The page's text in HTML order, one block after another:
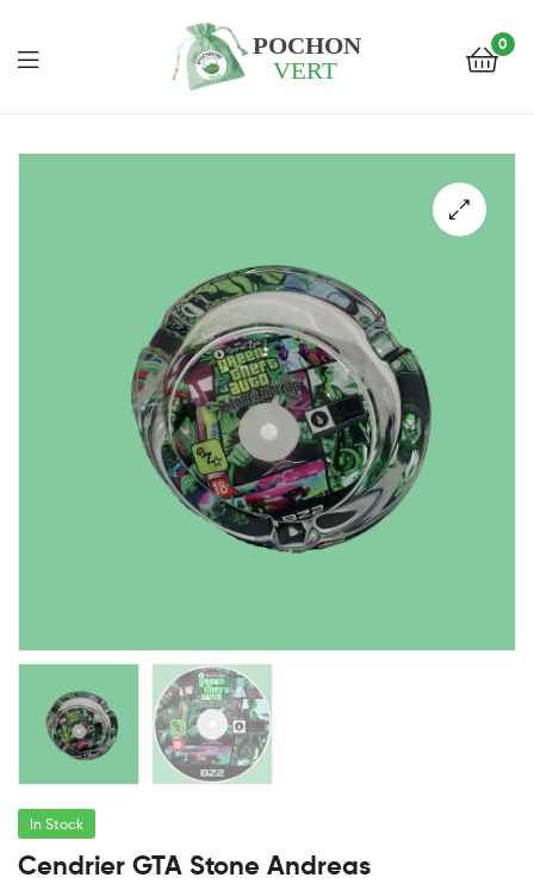
0
In Stock
Cendrier GTA Stone Andreas